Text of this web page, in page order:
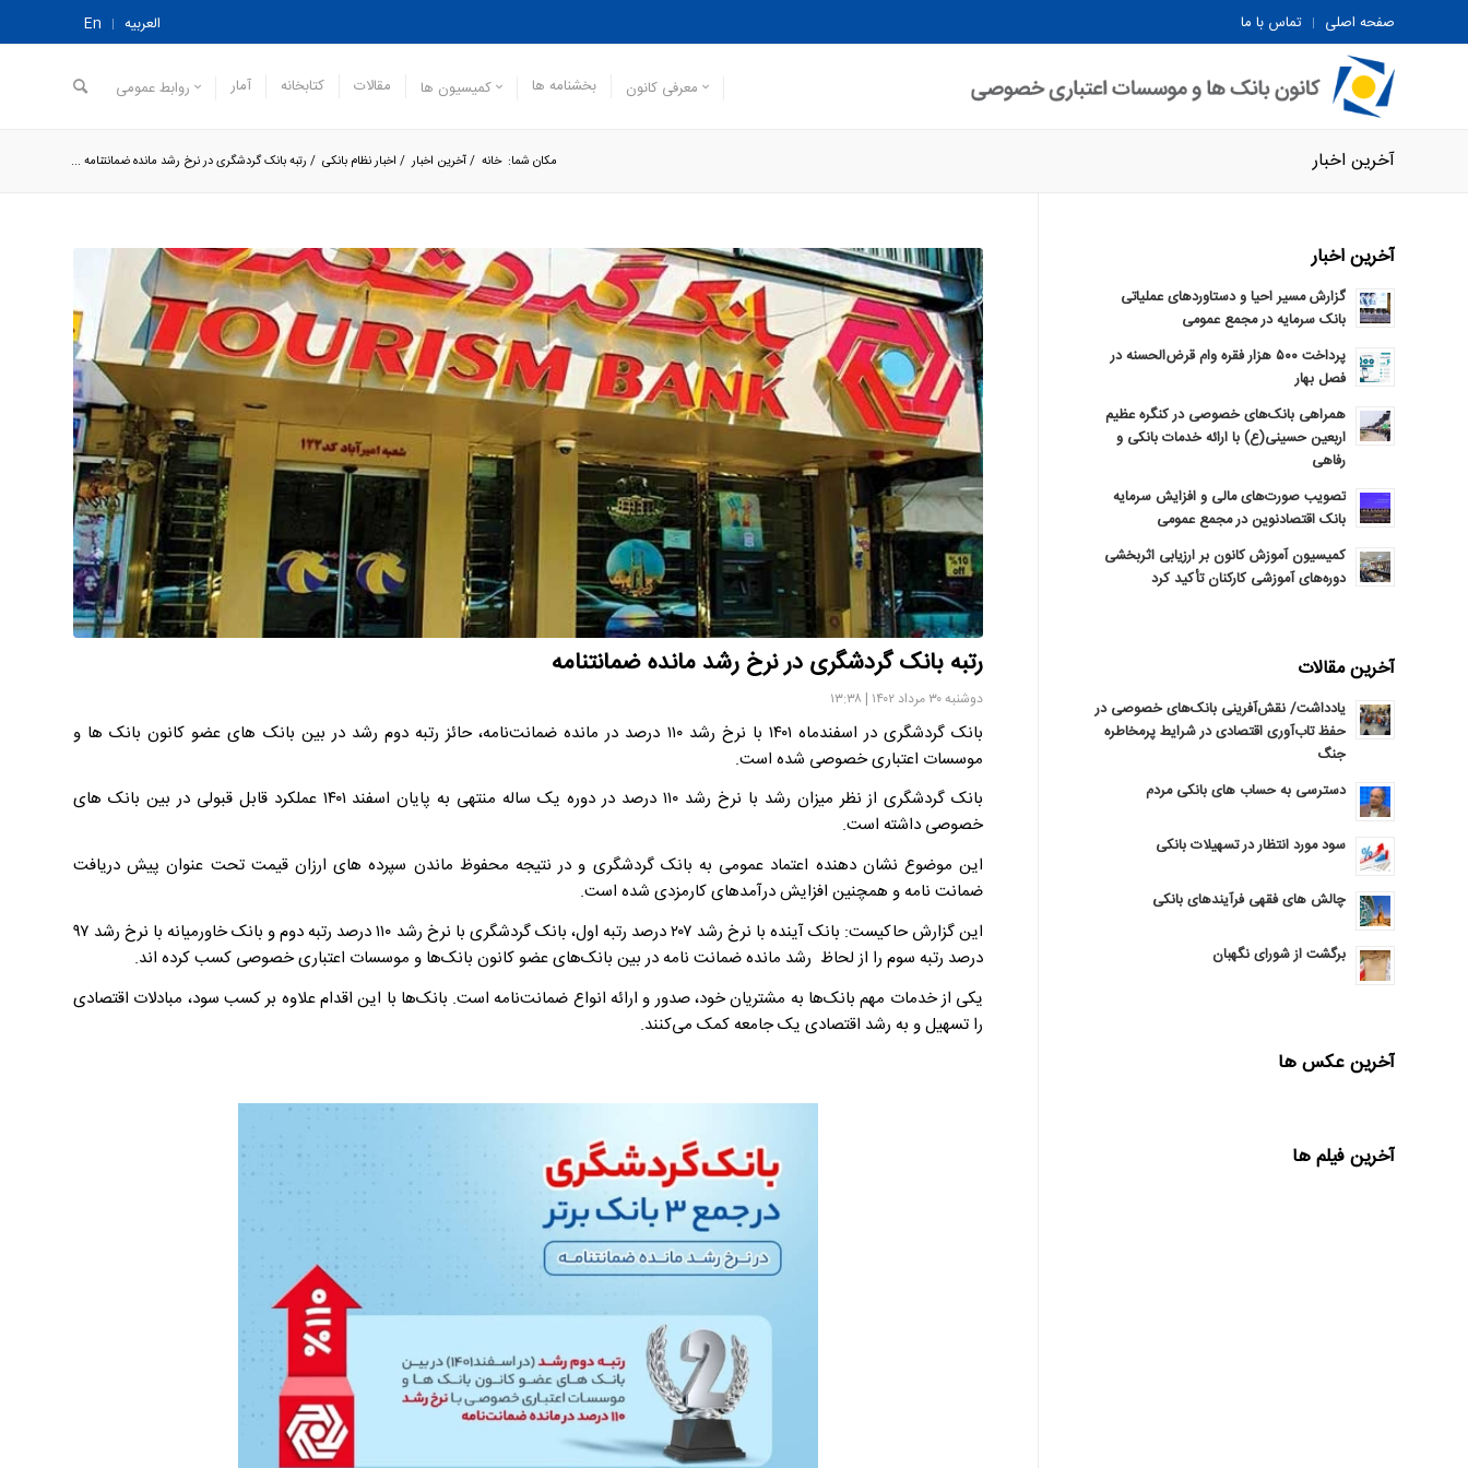
صفحه اصلی تماس با ما العربیه En
معرفی کانون بخشنامه ها کمیسیون ها مقالات کتابخانه آمار روابط عمومی
آخرین اخبار مکان شما: خانه /آخرین اخبار / اخبار نظام بانکی / رتبه بانک گردشگری در نرخ رشد مانده ضمانتنامه ...
رتبه بانک گردشگری در نرخ رشد مانده ضمانتنامه
دوشنبه ۳۰ مرداد ۱۴۰۲ | ۱۳:۳۸
بانک گردشگری در اسفندماه ۱۴۰۱ با نرخ رشد ۱۱۰ درصد در مانده ضمانت‌نامه، حائز رتبه دوم رشد در بین بانک های عضو کانون بانک ها و
موسسات اعتباری خصوصی شده است.
بانک گردشگری از نظر میزان رشد با نرخ رشد ۱۱۰ درصد در دوره یک ساله منتهی به پایان اسفند ۱۴۰۱ عملکرد قابل قبولی در بین بانک های
خصوصی داشته است.
این موضوع نشان دهنده اعتماد عمومی به بانک گردشگری و در نتیجه محفوظ ماندن سپرده های ارزان قیمت تحت عنوان پیش دریافت
ضمانت نامه و همچنین افزایش درآمدهای کارمزدی شده است.
این گزارش حاکیست: بانک آینده با نرخ رشد ۲۰۷ درصد رتبه اول، بانک گردشگری با نرخ رشد ۱۱۰ درصد رتبه دوم و بانک خاورمیانه با نرخ رشد ۹۷
درصد رتبه سوم را از لحاظ رشد مانده ضمانت نامه در بین بانک‌های عضو کانون بانک‌ها و موسسات اعتباری خصوصی کسب کرده اند.
یکی از خدمات مهم بانک‌ها به مشتریان خود، صدور و ارائه انواع ضمانت‌نامه است. بانک‌ها با این اقدام علاوه بر کسب سود، مبادلات اقتصادی
را تسهیل و به رشد اقتصادی یک جامعه کمک می‌کنند.
آخرین اخبار
گزارش مسیر احیا و دستاوردهای عملیاتی
بانک سرمایه در مجمع عمومی
پرداخت ۵۰۰ هزار فقره وام قرض‌الحسنه در
فصل بهار
همراهی بانک‌های خصوصی در کنگره عظیم
اربعین حسینی(ع) با ارائه خدمات بانکی و
رفاهی
تصویب صورت‌های مالی و افزایش سرمایه
بانک اقتصادنوین در مجمع عمومی
کمیسیون آموزش کانون بر ارزیابی اثربخشی
دوره‌های آموزشی کارکنان تأکید کرد
آخرین مقالات
یادداشت/ نقش‌آفرینی بانک‌های خصوصی در
حفظ تاب‌آوری اقتصادی در شرایط پرمخاطره
جنگ
دسترسی به حساب های بانکی مردم
سود مورد انتظار در تسهیلات بانکی
چالش های فقهی فرآیندهای بانکی
برگشت از شورای نگهبان
آخرین عکس ها
آخرین فیلم ها